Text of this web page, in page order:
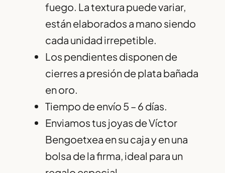
fuego. La textura puede variar,
están elaborados a mano siendo
cada unidad irrepetible.
Los pendientes disponen de
cierres a presión de plata bañada
en oro.
Tiempo de envío 5 – 6 días.
Enviamos tus joyas de Víctor
Bengoetxea en su caja y en una
bolsa de la firma, ideal para un